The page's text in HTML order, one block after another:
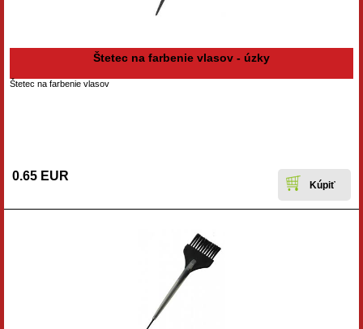
Štetec na farbenie vlasov - úzky
Štetec na farbenie vlasov
0.65 EUR